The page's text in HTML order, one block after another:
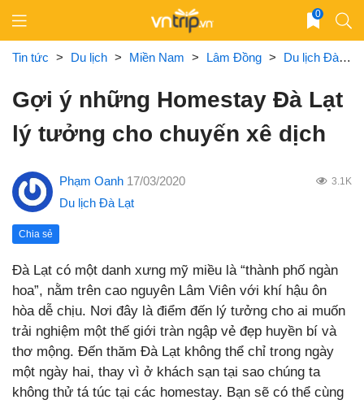
content
0
Tin tức > Du lịch > Miền Nam > Lâm Đồng > Du lịch Đà Lạt
Gợi ý những Homestay Đà Lạt
lý tưởng cho chuyến xê dịch
Phạm Oanh 17/03/2020 3.1K
Du lịch Đà Lạt
Chia sẻ
Đà Lạt có một danh xưng mỹ miều là “thành phố ngàn
hoa”, nằm trên cao nguyên Lâm Viên với khí hậu ôn
hòa dễ chịu. Nơi đây là điểm đến lý tưởng cho ai muốn
trải nghiệm một thế giới tràn ngập vẻ đẹp huyền bí và
thơ mộng. Đến thăm Đà Lạt không thể chỉ trong ngày
một ngày hai, thay vì ở khách sạn tại sao chúng ta
không thử tá túc tại các homestay. Bạn sẽ có thể cùng